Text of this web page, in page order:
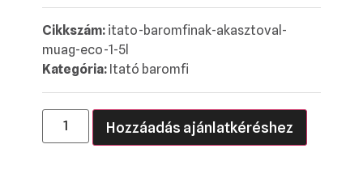
Cikkszám: itato-baromfinak-akasztoval-
muag-eco-1-5l
Kategória: Itató baromfi
Hozzáadás ajánlatkéréshez